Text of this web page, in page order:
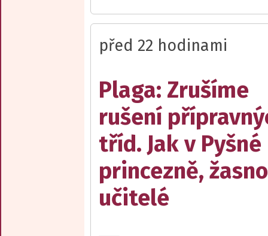
před 22 hodinami
Plaga: Zrušíme
rušení
tříd. Jak v Pyšné
princezně,
učitelé